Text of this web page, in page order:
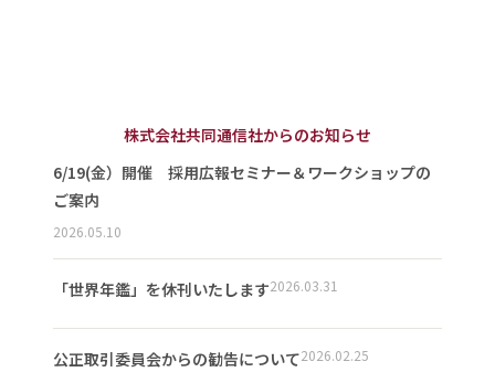
株式会社共同通信社からのお知らせ
6/19(金）開催 採用広報セミナー＆ワークショップの
ご案内
2026.05.10
「世界年鑑」を休刊いたします2026.03.31
公正取引委員会からの勧告について2026.02.25